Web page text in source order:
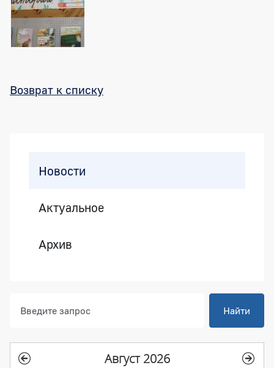
Возврат к списку
Новости
Актуальное
Архив
Найти
Август 2026